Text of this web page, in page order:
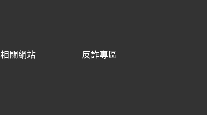
相關網站 反詐專區